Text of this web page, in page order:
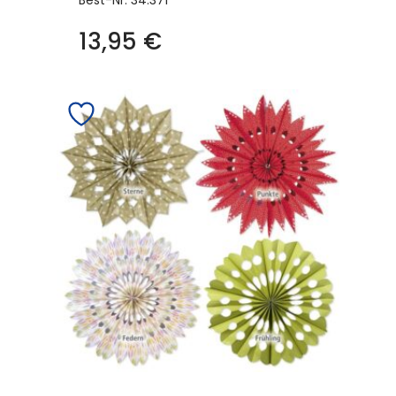
13,95 €